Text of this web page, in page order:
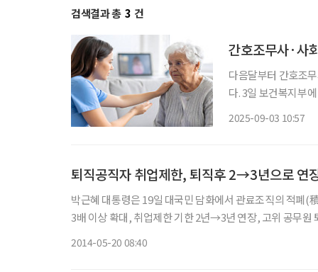
검색결과 총 3 건
간호조무사·사
다음달부터 간호조
다. 3일 보건복지부에 따르면 노인복지법 제39조의6 개정에 따라 다음달 2일부터 의료기관에
2025-09-03 10:57
퇴직공직자 취업제한, 퇴직후 2→3년으로 연
박근혜 대통령은 19일 대국민 담화에서 관료조직의 적폐(
3배 이상 확대, 취업제한 기한 2년→3년 연장, 고위 공무원
2014-05-20 08:40